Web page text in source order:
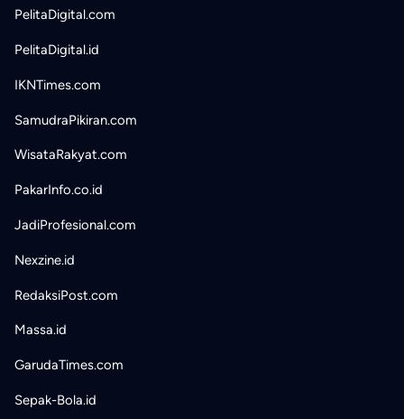
PelitaDigital.com
PelitaDigital.id
IKNTimes.com
SamudraPikiran.com
WisataRakyat.com
PakarInfo.co.id
JadiProfesional.com
Nexzine.id
RedaksiPost.com
Massa.id
GarudaTimes.com
Sepak-Bola.id